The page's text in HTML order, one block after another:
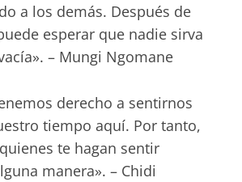
a los demás. Después de
esperar que nadie sirva
– Mungi Ngomane
derecho a sentirnos
tiempo aquí. Por tanto,
te hagan sentir
manera». – Chidi